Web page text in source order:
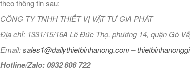
theo thông tin sau:
CÔNG TY TNHH THIẾT VỊ VẬT TƯ GIA PHÁT
Địa chỉ: 1331/15/16A Lê Đức Thọ, phường 14, quận Gò
Email:sales1@dailythietbinhanong.com –
Hotline/Zalo: 0932 606 722